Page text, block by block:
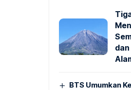
BTS Umumkan